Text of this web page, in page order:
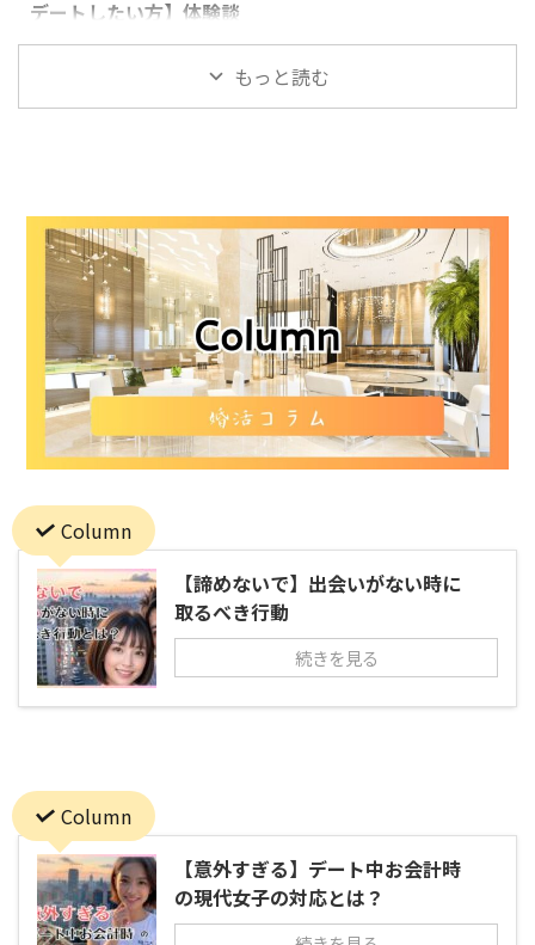
と「Cuddle（カドル）」。 で
も、どちらを選べばいいの？ そ
れぞれのアプリには異なる魅力が
対象年齢 30代～50代 利用料金 男
デートしたい方】体験談
と口コミ
当サイトはプロモーションが
with (ウィズ) 心理テストで相性
診断 真面目な恋人探しに最適 会
員数800万人 Pairs (ペアーズ) 利
用者数2000万人以上 地方にも強
い 真剣な恋愛向け Omiai (オミア
イ) 将来を見据えた恋愛 真剣な出
会いを求める人向け アプリの選
び方ポイント 目的に合わせる：
恋愛、結婚、デート ...
もっと読む
Column
【諦めないで】出会いがない時に
取るべき行動
続きを見る
Column
【意外すぎる】デート中お会計時
の現代女子の対応とは？